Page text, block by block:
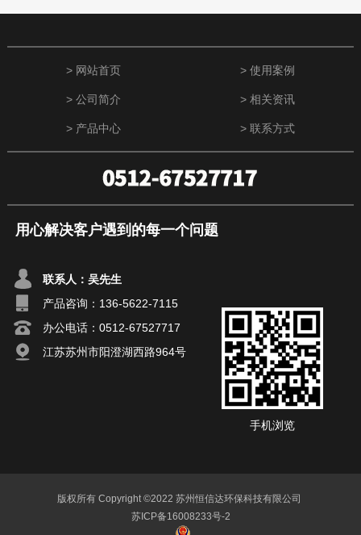
> 网站首页 > 使用案例
> 公司简介 > 相关资讯
> 产品中心 > 联系方式
用心解决客户遇到的每一个问题
联系人：吴先生
产品咨询： 136-5622-7115
办公电话：0512-67527717
江苏苏州市阳澄湖西路964号
手机浏览
版权所有 Copyright ©2022 苏州恒信达环保科技有限公司
苏ICP备16008233号-2